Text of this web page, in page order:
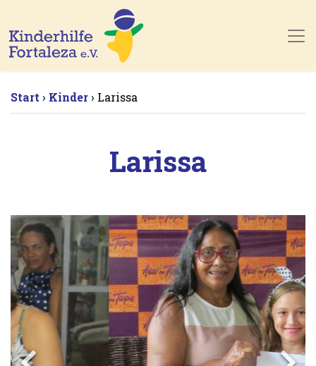
Start › Kinder › Larissa
Larissa